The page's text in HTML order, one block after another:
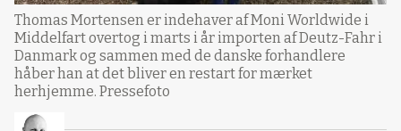
Thomas Mortensen er indehaver af Moni Worldwide i
Middelfart overtog i marts i år importen af Deutz-Fahr i
Danmark og sammen med de danske forhandlere
håber han at det bliver en restart for mærket
herhjemme. Pressefoto